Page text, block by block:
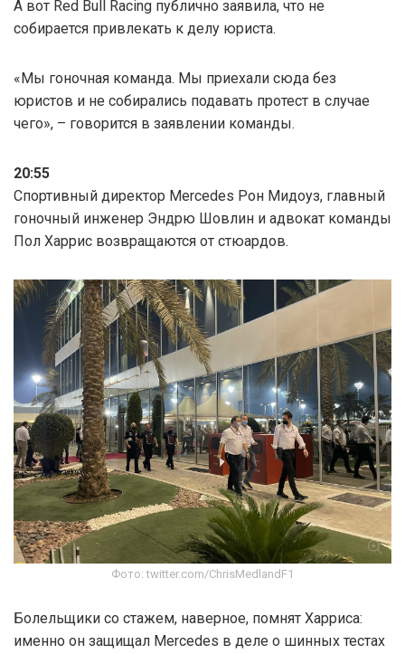
А вот Red Bull Racing публично заявила, что не
собирается привлекать к делу юриста.
«Мы гоночная команда. Мы приехали сюда без
юристов и не собирались подавать протест в случае
чего», – говорится в заявлении команды.
20:55
Спортивный директор Mercedes Рон Мидоуз, главный
гоночный инженер Эндрю Шовлин и адвокат команды
Пол Харрис возвращаются от стюардов.
Фото: twitter.com/ChrisMedlandF1
Болельщики со стажем, наверное, помнят Харриса:
именно он защищал Mercedes в деле о шинных тестах